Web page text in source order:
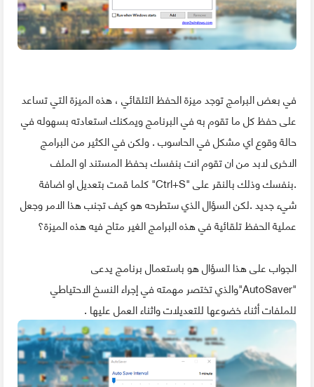
في بعض البرامج توجد ميزة الحفظ التلقائي ، هذه الميزة التي تساعد
على حفظ كل ما تقوم به في البرنامج ويمكنك استعادته بسهوله في
حالة وقوع اي مشكل في الحاسوب . ولكن في الكثير من البرامج
الاخرى لابد من ان تقوم انت بنفسك بحفظ المستند او الملف
.بنفسك وذلك بالنقر على "Ctrl+S" كلما قمت بتعديل او اضافة
شيء جديد .لكن السؤال الذي ستطرحه هو كيف تجنب هذا الامر وجعل
عملية الحفظ تلقائية في هذه البرامج الغير متاح فيه هذه الميزة؟
الجواب على هذا السؤال هو باستعمال برنامج يدعى
"AutoSaver"والذي تختصر مهمته في إجراء النسخ الاحتياطي
للملفات أثناء خضوعها للتعديلات واثناء العمل عليها .